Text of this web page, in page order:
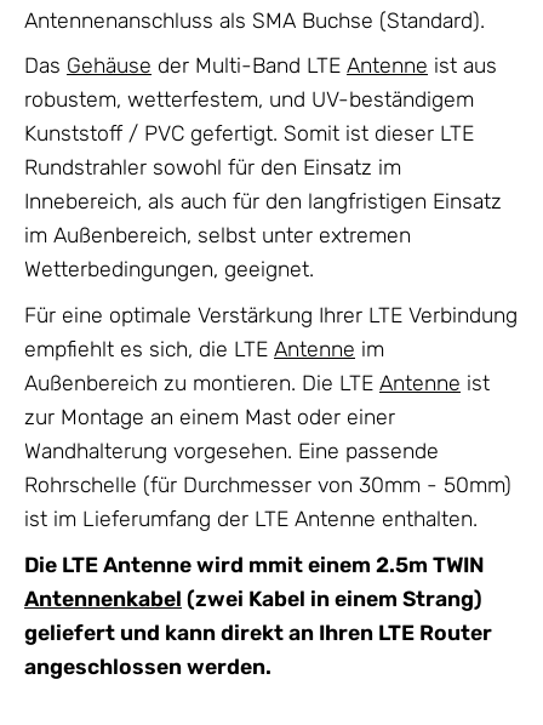
Antennenanschluss als SMA Buchse (Standard).
Das Gehäuse der Multi-Band LTE Antenne ist aus
robustem, wetterfestem, und UV-beständigem
Kunststoff / PVC gefertigt. Somit ist dieser LTE
Rundstrahler sowohl für den Einsatz im
Innebereich, als auch für den langfristigen Einsatz
im Außenbereich, selbst unter extremen
Wetterbedingungen, geeignet.
Für eine optimale Verstärkung Ihrer LTE Verbindung
empfiehlt es sich, die LTE Antenne im
Außenbereich zu montieren. Die LTE Antenne ist
zur Montage an einem Mast oder einer
Wandhalterung vorgesehen. Eine passende
Rohrschelle (für Durchmesser von 30mm - 50mm)
ist im Lieferumfang der LTE Antenne enthalten.
Die LTE Antenne wird mmit einem 2.5m TWIN
Antennenkabel (zwei Kabel in einem Strang)
geliefert und kann direkt an Ihren LTE Router
angeschlossen werden.